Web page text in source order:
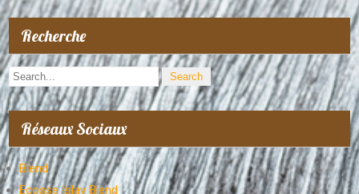
Recherche
Réseaux Sociaux
Blend
Ecosse Islay Blend